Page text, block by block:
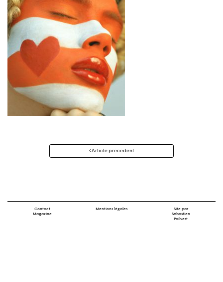
Navigation
Article précédent
Contact
Magazine
Mentions légales
Site par
Sébastien
Poilvert